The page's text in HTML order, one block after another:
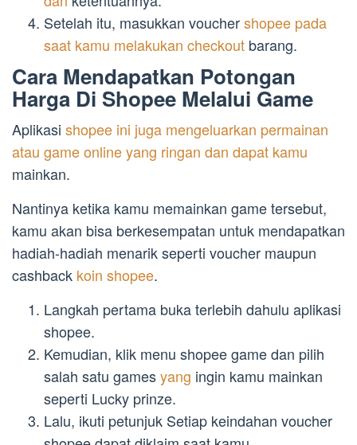
Setelah itu, masukkan vouchershopee pada
saat kamu melakukan checkout barang.
Cara Mendapatkan Potongan
Harga Di Shopee Melalui Game
Aplikasi shopee ini juga mengeluarkan permainan
atau game online yang ringan dan dapat kamu
mainkan.
Nantinya ketika kamu memainkan game tersebut,
kamu akan bisa berkesempatan untuk mendapatkan
hadiah-hadiah menarik seperti voucher maupun
cashback koin shopee.
Langkah pertama buka terlebih dahulu aplikasi
shopee.
Kemudian, klik menu shopee game dan pilih
salah satu gamesyang ingin kamu mainkan
seperti Lucky prinze.
Lalu, ikuti petunjuk Setiap keindahan voucher